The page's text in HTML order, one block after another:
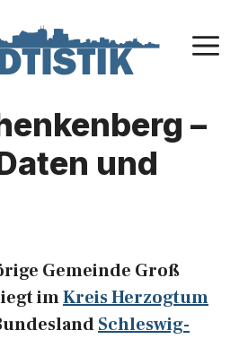
–
und
Gemeinde Groß
imKreis Herzogtum
Schleswig-